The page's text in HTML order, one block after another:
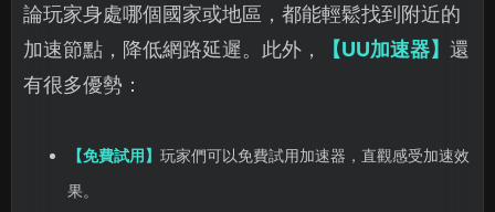
論玩家身處哪個國家或地區，都能輕鬆找到附近的
加速節點，降低網路延遲。此外，
【UU加速器】 還
有很多優勢：
【免費試用】 玩家們可以免費試用加速器，直觀感受加速效
果。